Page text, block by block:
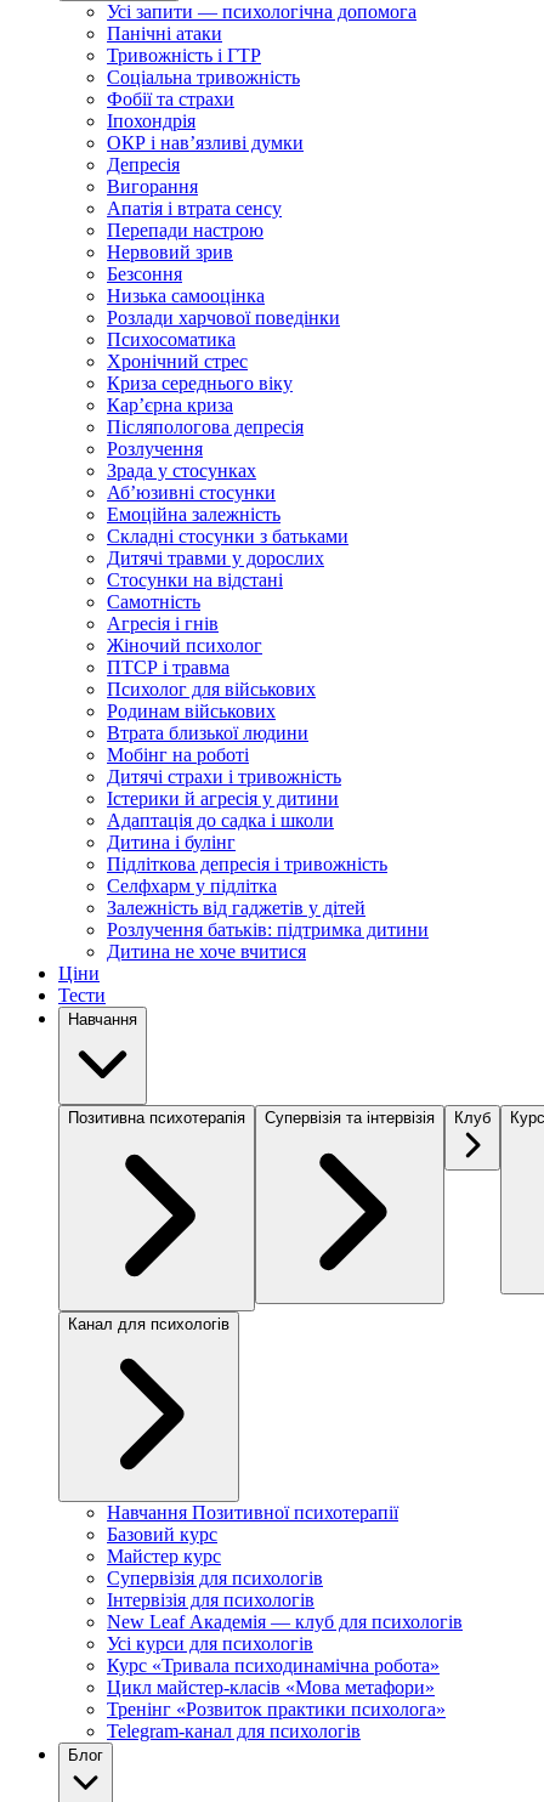
Усі запити — психологічна допомога
Панічні атаки
Тривожність і ГТР
Соціальна тривожність
Фобії та страхи
Іпохондрія
ОКР і навʼязливі думки
Депресія
Вигорання
Апатія і втрата сенсу
Перепади настрою
Нервовий зрив
Безсоння
Низька самооцінка
Розлади харчової поведінки
Психосоматика
Хронічний стрес
Криза середнього віку
Карʼєрна криза
Післяпологова депресія
Розлучення
Зрада у стосунках
Абʼюзивні стосунки
Емоційна залежність
Складні стосунки з батьками
Дитячі травми у дорослих
Стосунки на відстані
Самотність
Агресія і гнів
Жіночий психолог
ПТСР і травма
Психолог для військових
Родинам військових
Втрата близької людини
Мобінг на роботі
Дитячі страхи і тривожність
Істерики й агресія у дитини
Адаптація до садка і школи
Дитина і булінг
Підліткова депресія і тривожність
Селфхарм у підлітка
Залежність від гаджетів у дітей
Розлучення батьків: підтримка дитини
Дитина не хоче вчитися
Ціни
Тести
Навчання
Позитивна психотерапія Супервізія та інтервізія Клуб
Канал для психологів
Навчання Позитивної психотерапії
Базовий курс
Майстер курс
Супервізія для психологів
Інтервізія для психологів
New Leaf Академія — клуб для психологів
Усі курси для психологів
Курс «Тривала психодинамічна робота»
Цикл майстер-класів «Мова метафори»
Тренінг «Розвиток практики психолога»
Telegram-канал для психологів
Блог